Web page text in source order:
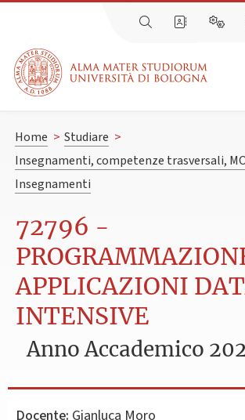
Home > Studiare >
Insegnamenti, competenze trasversali,
Insegnamenti
72796 -
APPLICAZIONI
INTENSIVE
Anno Accademico
Docente: Gianluca Moro